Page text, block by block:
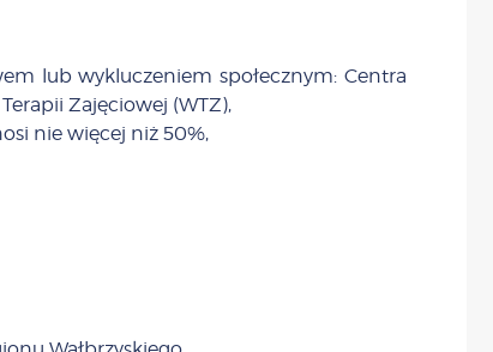
lub wykluczeniem społecznym: Centra
Zajęciowej (WTZ),
nie więcej niż 50%,